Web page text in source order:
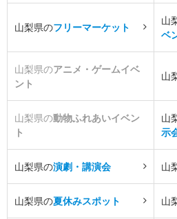
山梨県のフリーマーケット
山
ベ
山梨県のアニメ・ゲームイベ
ント
山
山梨県の動物ふれあいイベン
ト
山
示
山梨県の演劇・講演会 山
山梨県の夏休みスポット 山